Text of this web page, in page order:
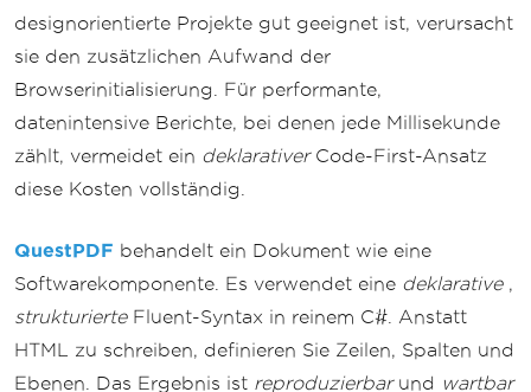
designorientierte Projekte gut geeignet ist, verursacht
sie den zusätzlichen Aufwand der
Browserinitialisierung. Für performante,
datenintensive Berichte, bei denen jede Millisekunde
zählt, vermeidet ein deklarativerCode-First-Ansatz
diese Kosten vollständig.
QuestPDF behandelt ein Dokument wie eine
Softwarekomponente. Es verwendet eine deklarative,
strukturierteFluent-Syntax in reinem C#. Anstatt
HTML zu schreiben, definieren Sie Zeilen, Spalten und
Ebenen. Das Ergebnis ist reproduzierbarund wartbar